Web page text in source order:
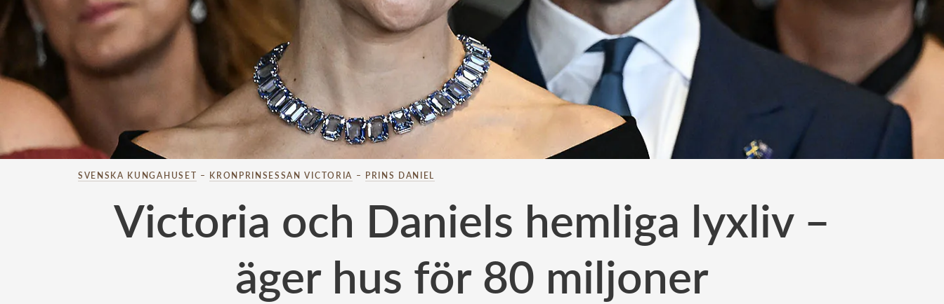
SVENSKA KUNGAHUSET – KRONPRINSESSAN VICTORIA – PRINS DANIEL
Victoria och Daniels hemliga lyxliv –
äger hus för 80 miljoner